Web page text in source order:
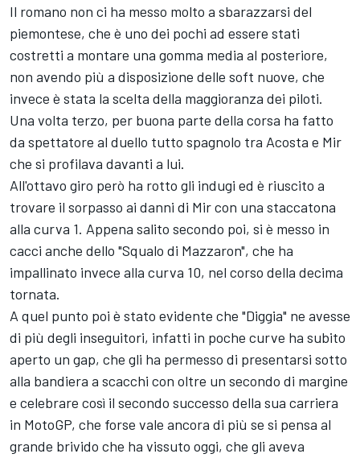
Il romano non ci ha messo molto a sbarazzarsi del
piemontese, che è uno dei pochi ad essere stati
costretti a montare una gomma media al posteriore,
non avendo più a disposizione delle soft nuove, che
invece è stata la scelta della maggioranza dei piloti.
Una volta terzo, per buona parte della corsa ha fatto
da spettatore al duello tutto spagnolo tra Acosta e Mir
che si profilava davanti a lui.
All'ottavo giro però ha rotto gli indugi ed è riuscito a
trovare il sorpasso ai danni di Mir con una staccatona
alla curva 1. Appena salito secondo poi, si è messo in
cacci anche dello "Squalo di Mazzaron", che ha
impallinato invece alla curva 10, nel corso della decima
tornata.
A quel punto poi è stato evidente che "Diggia" ne avesse
di più degli inseguitori, infatti in poche curve ha subito
aperto un gap, che gli ha permesso di presentarsi sotto
alla bandiera a scacchi con oltre un secondo di margine
e celebrare così il secondo successo della sua carriera
in MotoGP, che forse vale ancora di più se si pensa al
grande brivido che ha vissuto oggi, che gli aveva